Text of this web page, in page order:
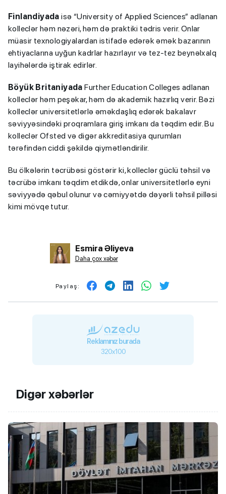
Finlandiyada isə “University of Applied Sciences” adlanan
kolleclər həm nəzəri, həm də praktiki tədris verir. Onlar
müasir texnologiyalardan istifadə edərək əmək bazarının
ehtiyaclarına uyğun kadrlar hazırlayır və tez-tez beynəlxalq
layihələrdə iştirak edirlər.
Böyük Britaniyada Further Education Colleges adlanan
kolleclər həm peşəkar, həm də akademik hazırlıq verir. Bəzi
kolleclər universitetlərlə əməkdaşlıq edərək bakalavr
səviyyəsindəki proqramlara giriş imkanı da təqdim edir. Bu
kolleclər Ofsted və digər akkreditasiya qurumları
tərəfindən ciddi şəkildə qiymətləndirilir.
Bu ölkələrin təcrübəsi göstərir ki, kolleclər güclü təhsil və
təcrübə imkanı təqdim etdikdə, onlar universitetlərlə eyni
səviyyədə qəbul olunur və cəmiyyətdə dəyərli təhsil pilləsi
kimi mövqe tutur.
Esmira Əliyeva
Daha çox xəbər
Paylaş:
Reklamınız burada
320x100
Digər xəbərlər